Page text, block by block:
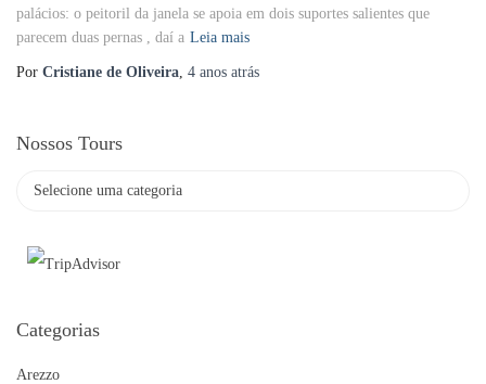
palácios: o peitoril da janela se apoia em dois suportes salientes que
parecem duas pernas , daí a Leia mais
Por Cristiane de Oliveira, 4 anos atrás
Nossos Tours
Categorias
Arezzo